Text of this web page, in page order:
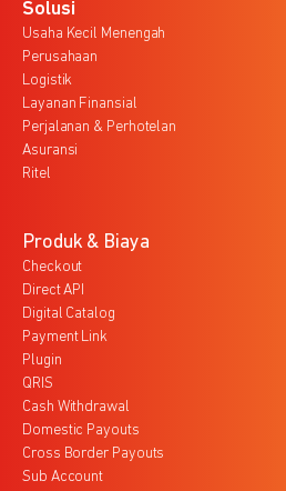
Solusi
Usaha Kecil Menengah
Perusahaan
Logistik
Layanan Finansial
Perjalanan & Perhotelan
Asuransi
Ritel
Produk & Biaya
Checkout
Direct API
Digital Catalog
Payment Link
Plugin
QRIS
Cash Withdrawal
Domestic Payouts
Cross Border Payouts
Sub Account